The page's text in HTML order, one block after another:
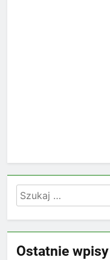
Szukaj:
Ostatnie wpisy